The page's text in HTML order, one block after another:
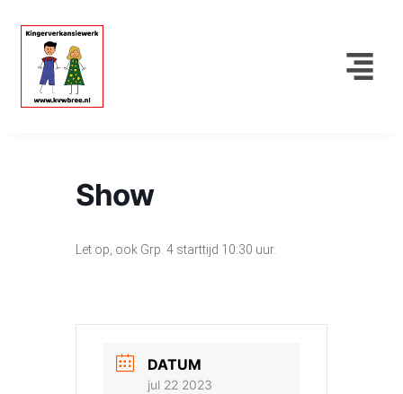
Show
Let op, ook Grp. 4 starttijd 10:30 uur.
DATUM
jul 22 2023